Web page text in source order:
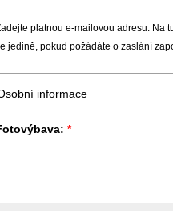
platnou e-mailovou adresu. Na
jedině, pokud požádáte o zaslání
informace
*